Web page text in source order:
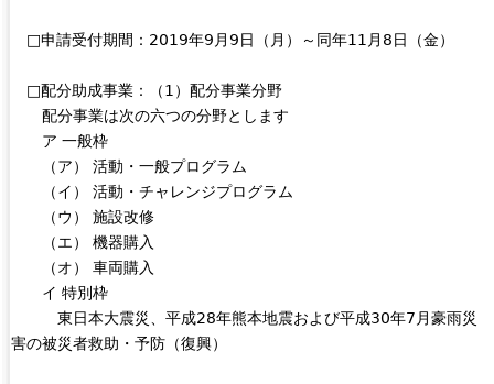
)
)
□申請受付期間：2019年9月9日（月）～同年11月8日（金）
□配分助成事業：（1）配分事業分野
配分事業は次の六つの分野とします
ア 一般枠
（ア） 活動・一般プログラム
（イ） 活動・チャレンジプログラム
（ウ） 施設改修
（エ） 機器購入
（オ） 車両購入
イ 特別枠
東日本大震災、平成28年熊本地震および平成30年7月豪雨災
害の被災者救助・予防（復興）